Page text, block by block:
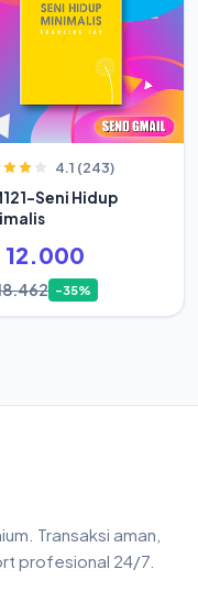
4.1 (243)
Seni Hidup
12.000
-35%
Transaksi aman,
profesional 24/7.